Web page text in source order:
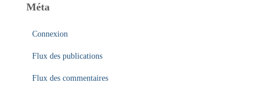
Méta
Connexion
Flux des publications
Flux des commentaires